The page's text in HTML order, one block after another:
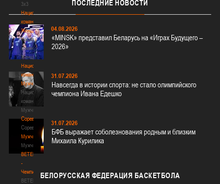
3х3
Национальная
команда.
Женщины
Национальная
команда.
Женщины
Национальная
команда.
Мужчины
Национальная
команда.
Мужчины
Соревнования
Соревнования
Мужчины
Мужчины
BETERA
-
Чемпионат
BETERA
ПОСЛЕДНИЕ НОВОСТИ
04.08.2026
«MINSK» представил Беларусь на «Играх Будущего –
2026»
31.07.2026
Навсегда в истории спорта: не стало олимпийского
чемпиона Ивана Едешко
31.07.2026
БФБ выражает соболезнования родным и близким
Михаила Курилика
БЕЛОРУССКАЯ ФЕДЕРАЦИЯ БАСКЕТБОЛА